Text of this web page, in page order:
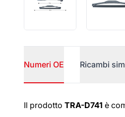
Numeri OE Ricambi
Numeri OE
Il prodotto TRA-D741 è